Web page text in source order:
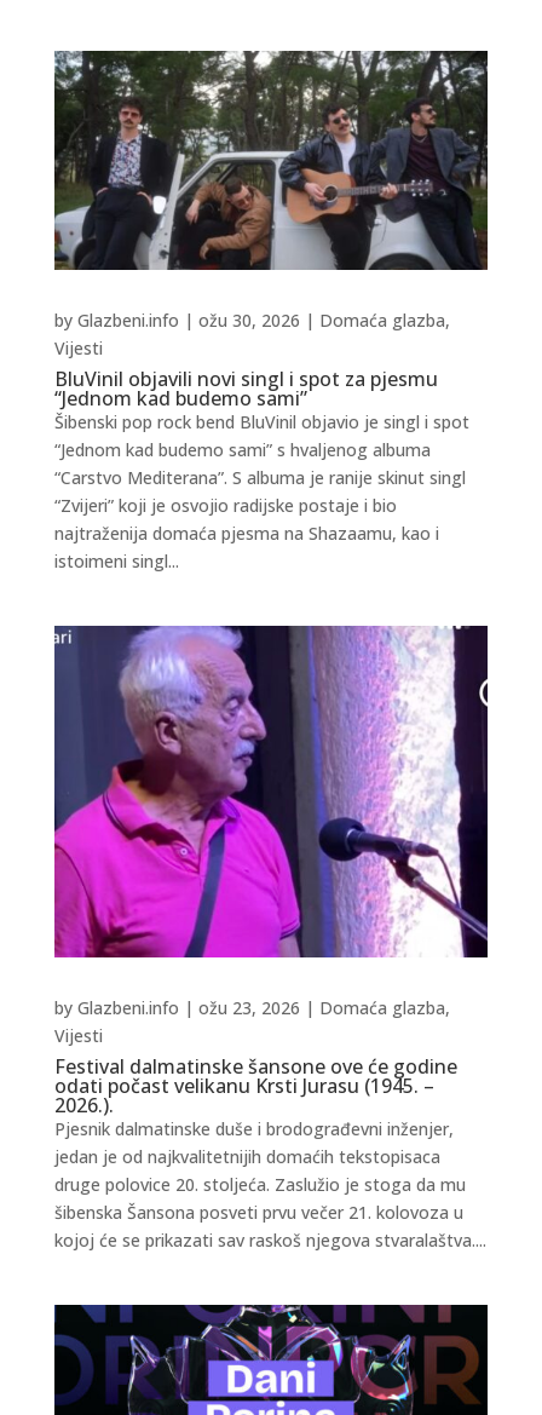
BluVinil objavili novi singl i spot za pjesmu
“Jednom kad budemo sami”
by Glazbeni.info | ožu 30, 2026 | Domaća glazba,
Vijesti
Šibenski pop rock bend BluVinil objavio je singl i spot
“Jednom kad budemo sami” s hvaljenog albuma
“Carstvo Mediterana”. S albuma je ranije skinut singl
“Zvijeri” koji je osvojio radijske postaje i bio
najtraženija domaća pjesma na Shazaamu, kao i
istoimeni singl...
Festival dalmatinske šansone ove će godine
odati počast velikanu Krsti Jurasu (1945. –
2026.).
by Glazbeni.info | ožu 23, 2026 | Domaća glazba,
Vijesti
Pjesnik dalmatinske duše i brodograđevni inženjer,
jedan je od najkvalitetnijih domaćih tekstopisaca
druge polovice 20. stoljeća. Zaslužio je stoga da mu
šibenska Šansona posveti prvu večer 21. kolovoza u
kojoj će se prikazati sav raskoš njegova stvaralaštva....